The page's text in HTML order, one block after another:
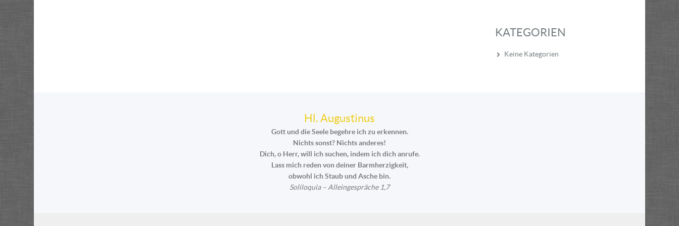
KATEGORIEN
Keine Kategorien
Hl. Augustinus
Gott und die Seele begehre ich zu erkennen.
Nichts sonst? Nichts anderes!
Dich, o Herr, will ich suchen, indem ich dich anrufe.
Lass mich reden von deiner Barmherzigkeit,
obwohl ich Staub und Asche bin.
Soliloquia – Alleingespräche 1,7